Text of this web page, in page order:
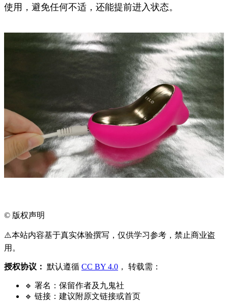
使用，避免任何不适，还能提前进入状态。
© 版权声明
⚠️本站内容基于真实体验撰写，仅供学习参考，禁止商业盗
用。
授权协议： 默认遵循 CC BY 4.0 ， 转载需：
🔹 署名：保留作者及 九鬼社
🔹 链接：建议附原文链接或首页